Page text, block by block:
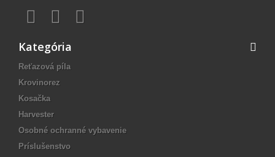
Kategória
Reťazová píla
Krovinorez
Kosačka
Harvester
Osobné ochranné vybavenie
Príslušenstvo